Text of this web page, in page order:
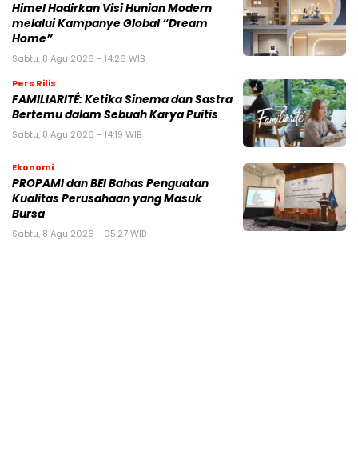
Himel Hadirkan Visi Hunian Modern
melalui Kampanye Global “Dream
Home”
Sabtu, 8 Agu 2026 - 14:26 WIB
Pers Rilis
FAMILIARITÉ: Ketika Sinema dan Sastra
Bertemu dalam Sebuah Karya Puitis
Sabtu, 8 Agu 2026 - 14:19 WIB
Ekonomi
PROPAMI dan BEI Bahas Penguatan
Kualitas Perusahaan yang Masuk
Bursa
Sabtu, 8 Agu 2026 - 05:27 WIB